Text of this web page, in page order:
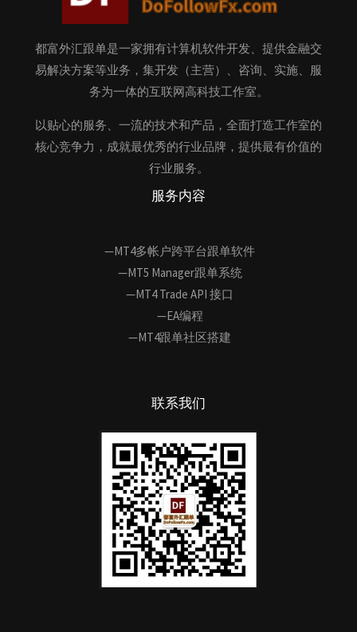
都富外汇跟单是一家拥有计算机软件开发、提供金融交
易解决方案等业务，集开发（主营）、咨询、实施、服
务为一体的互联网高科技工作室。
以贴心的服务、一流的技术和产品，全面打造工作室的
核心竞争力，成就最优秀的行业品牌，提供最有价值的
行业服务。
服务内容
—MT4多帐户跨平台跟单软件
—MT5 Manager跟单系统
—MT4 Trade API 接口
—EA编程
—MT4跟单社区搭建
联系我们